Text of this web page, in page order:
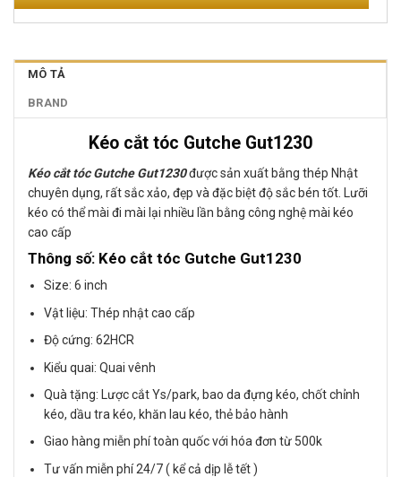
MÔ TẢ
BRAND
Kéo cắt tóc Gutche Gut1230
Kéo cắt tóc Gutche Gut1230được sản xuất bằng thép Nhật
chuyên dụng, rất sắc xảo, đẹp và đặc biệt độ sắc bén tốt. Lưỡi
kéo có thể mài đi mài lại nhiều lần bằng công nghệ mài kéo
cao cấp
Thông số: Kéo cắt tóc Gutche Gut1230
Size: 6 inch
Vật liệu: Thép nhật cao cấp
Độ cứng: 62HCR
Kiểu quai: Quai vênh
Quà tặng: Lược cắt Ys/park, bao da đựng kéo, chốt chỉnh
kéo, dầu tra kéo, khăn lau kéo, thẻ bảo hành
Giao hàng miễn phí toàn quốc với hóa đơn từ 500k
Tư vấn miễn phí 24/7 ( kể cả dịp lễ tết )